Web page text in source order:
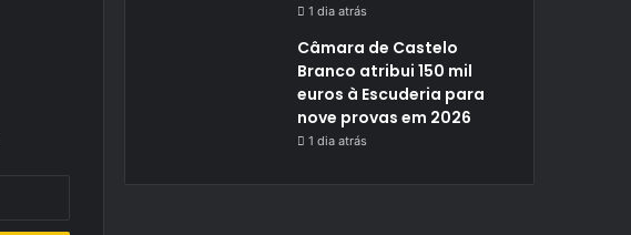
1 dia atrás
Câmara de Castelo
Branco atribui 150 mil
euros à Escuderia para
nove provas em 2026
1 dia atrás